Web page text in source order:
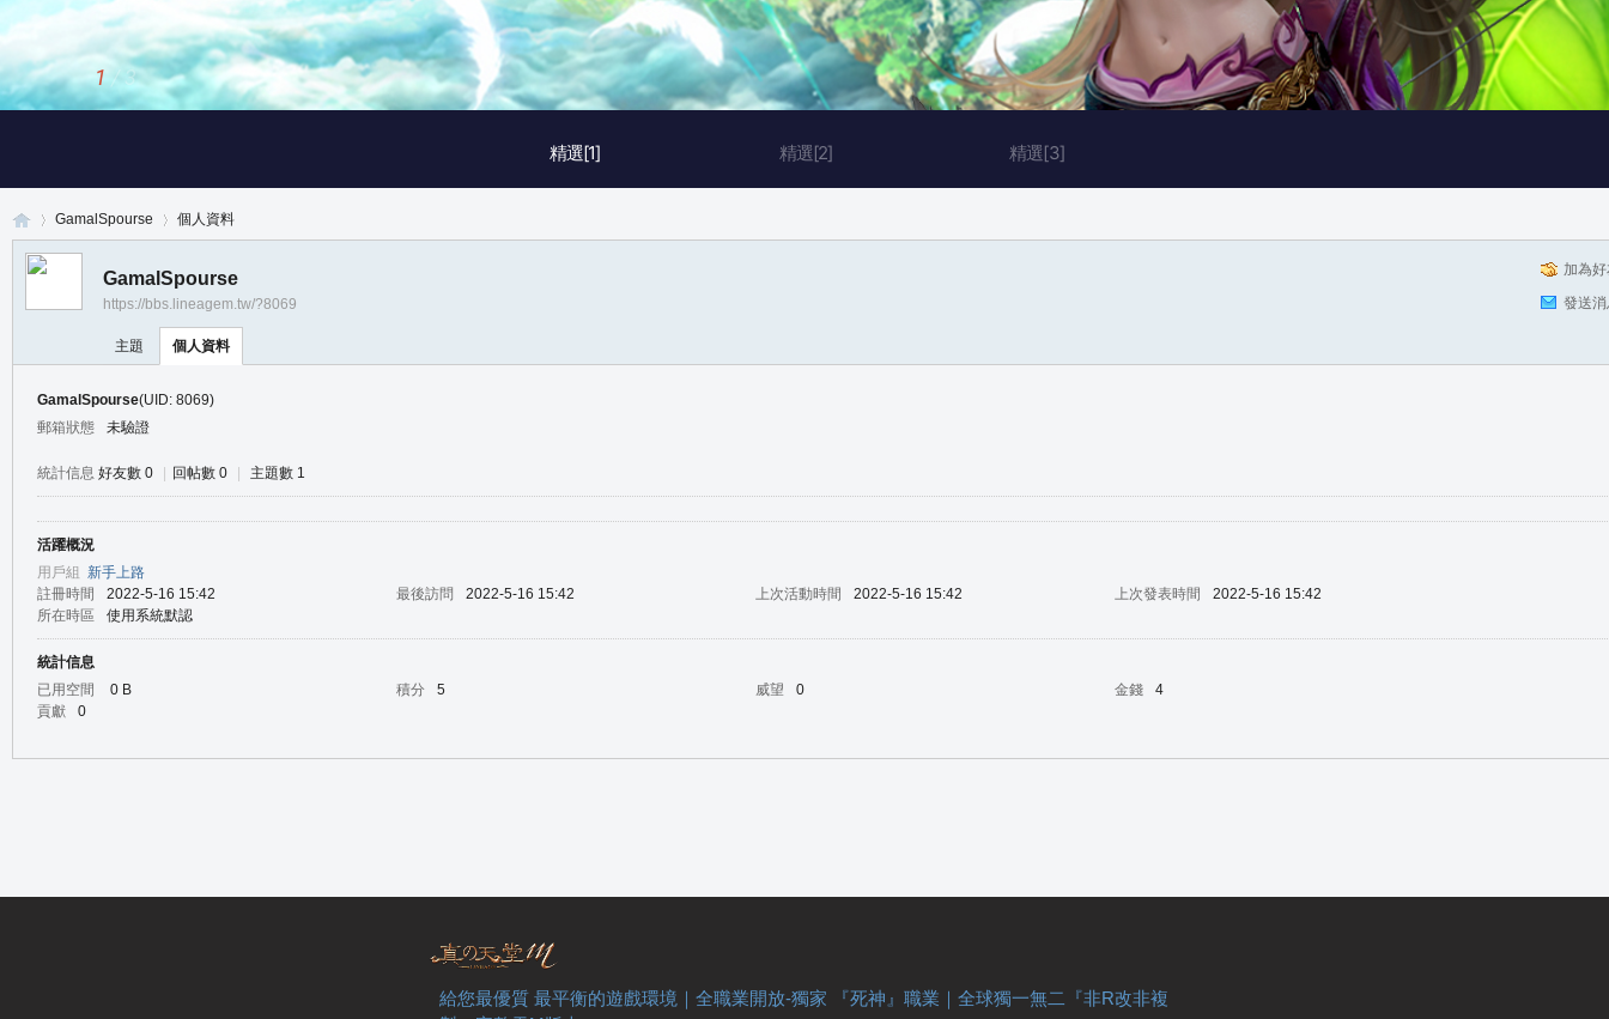
精選[1] 精選[2] 精選[3]
1 / 3
GamalSpourse 個人資料
加為
發送
GamalSpourse
https://bbs.lineagem.tw/?8069
主題 個人資料
GamalSpourse(UID: 8069)
郵箱狀態
未驗證
統計信息 好友數 0 回帖數 0 主題數 1
活躍概況
用戶組 新手上路
註冊時間
2022-5-16 15:42 最後訪問 2022-5-16 15:42 上次活動時間 2022-5-16 15:42 上次發表時間
2022-5-16 15:42
所在時區
使用系統默認
統計信息
已用空間
0 B 積分 5 威望 0 金錢
4
貢獻
0
給您最優質 最平衡的遊戲環境｜全職業開放-獨家 『死神』職業｜全球獨一無二『非R改非複